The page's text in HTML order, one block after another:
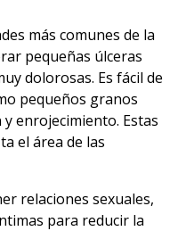
más comunes de la
pequeñas úlceras
dolorosas. Es fácil de
pequeños granos
enrojecimiento. Estas
el área de las
relaciones sexuales,
para reducir la